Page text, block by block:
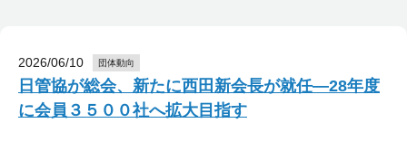
2026/06/10 団体動向
日管協が総会、新たに西田新会長が就任―28年度
に会員３５００社へ拡大目指す